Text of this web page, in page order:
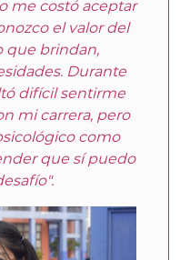
me costó aceptar
el valor del
que brindan,
Durante
difícil sentirme
mi carrera, pero
como
que sí puedo